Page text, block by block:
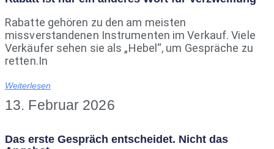
Rabatte gehören zu den am meisten
missverstandenen Instrumenten im Verkauf. Viele
Verkäufer sehen sie als „Hebel“, um Gespräche zu
retten.In
Weiterlesen
13. Februar 2026
Das erste Gespräch entscheidet. Nicht das